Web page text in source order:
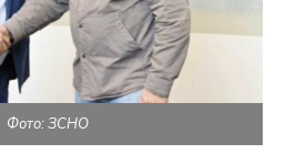
Фото: ЗСНО